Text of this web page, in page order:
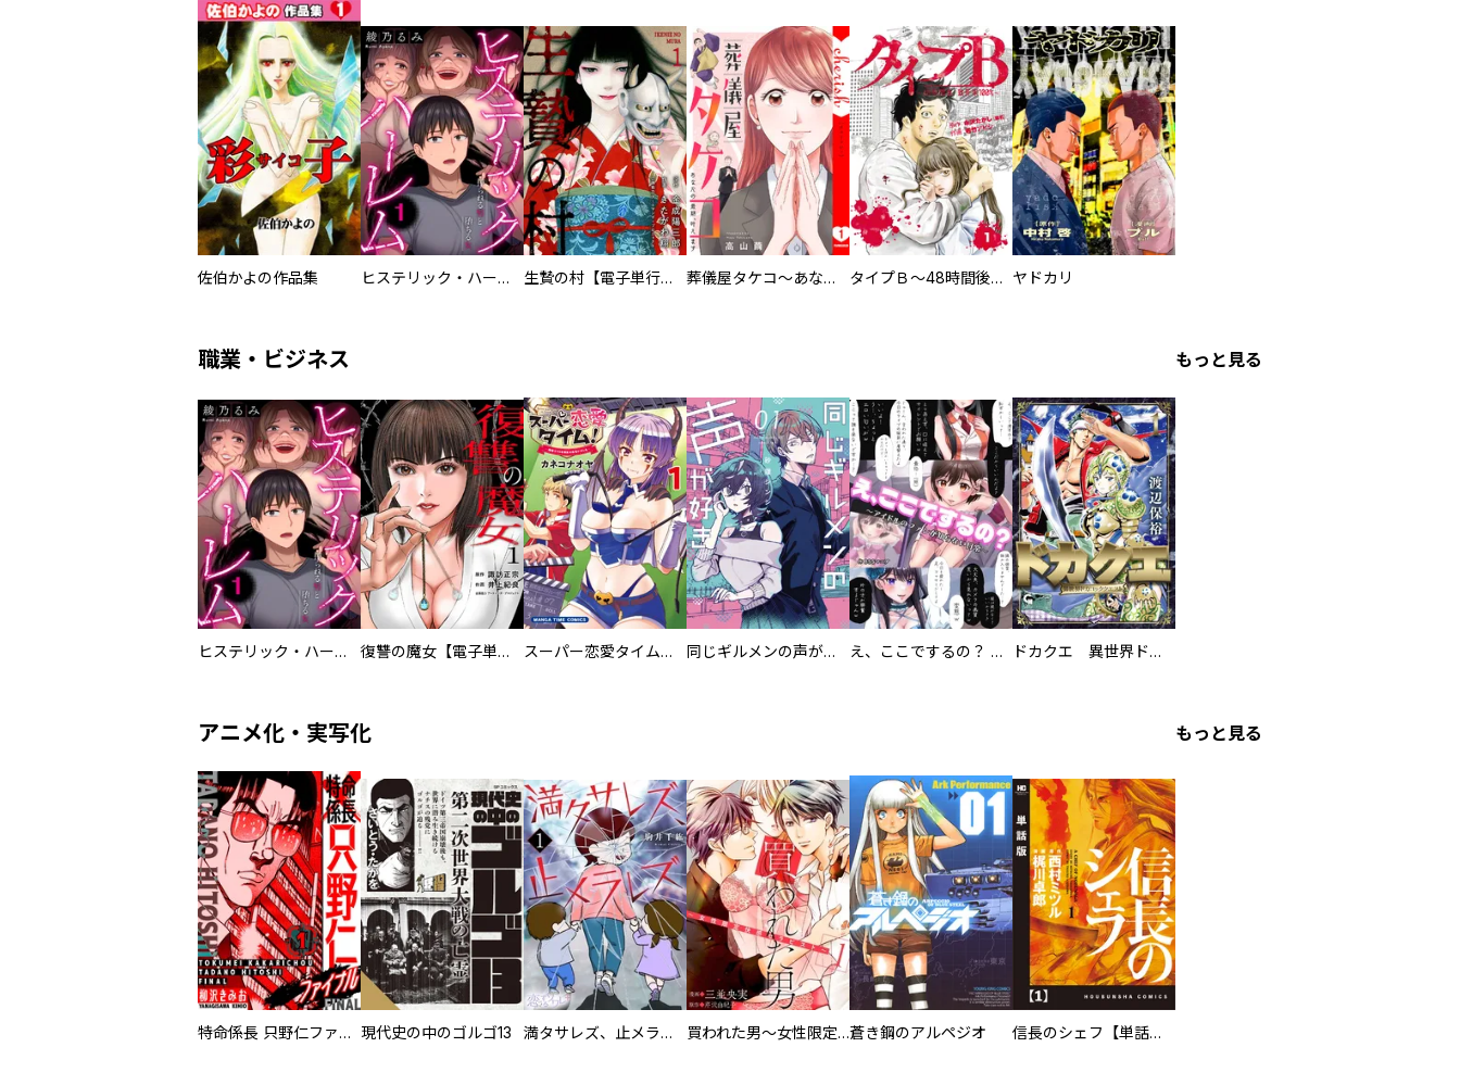
佐伯かよの作品集 ヒステリック・ハーレム～搾られる男と堕ちる女～【電子単行本版】 生贄の村【電子単行本版】 葬儀屋タケコ～あなたの最期、叶えます【電子単行本版】 タイプＢ～48時間後、致死率100％～【単話】 ヤドカリ
職業・ビジネス もっと見る
ヒステリック・ハーレム～搾られる男と堕ちる女～【電子単行本版】 復讐の魔女【電子単行本版】 スーパー恋愛タイム！～現場でドＳな彼女は自宅でデレる～ 同じギルメンの声が好き え、ここでするの？ アイドルのファンが知らない日常 ドカクエ 異世界ドカコッククエスト
アニメ化・実写化 もっと見る
特命係長 只野仁ファイナル 愛蔵版 現代史の中のゴルゴ13 満タサレズ、止メラレズ 買われた男～女性限定快感セラピスト～【描き下ろしおまけ付き特装版】蒼き鋼のアルペジオ 信長のシェフ【単話版】